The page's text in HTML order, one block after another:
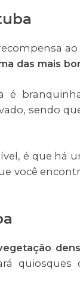
das mais
sendo
é que há
você
quiosques